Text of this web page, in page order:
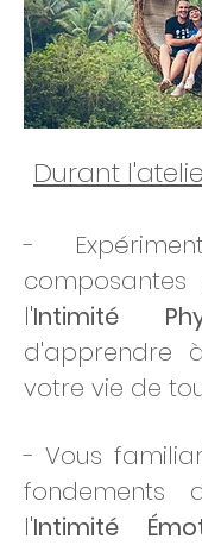
Durant
-
l'Intimité
d'apprendre
votre vie de
- Vous
fondements
l'Intimité